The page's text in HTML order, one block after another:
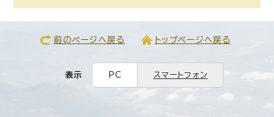
前のページへ戻る トップページへ戻る
表示 PC スマートフォン